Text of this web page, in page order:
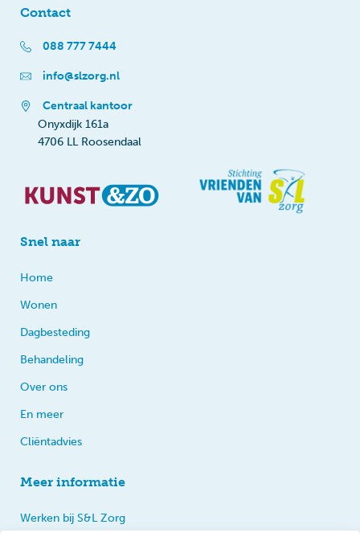
Contact
088 777 7444
info@slzorg.nl
Centraal kantoor
Onyxdijk 161a
4706 LL Roosendaal
Snel naar
Home
Wonen
Dagbesteding
Behandeling
Over ons
En meer
Cliëntadvies
Meer informatie
Werken bij S&L Zorg